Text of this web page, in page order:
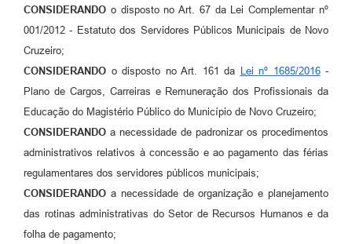
CONSIDERANDO o disposto no Art. 67 da Lei Complementar nº
001/2012 - Estatuto dos Servidores Públicos Municipais de Novo
Cruzeiro;
CONSIDERANDO o disposto no Art. 161 da Lei nº 1685/2016-
Plano de Cargos, Carreiras e Remuneração dos Profissionais da
Educação do Magistério Público do Município de Novo Cruzeiro;
CONSIDERANDO a necessidade de padronizar os procedimentos
administrativos relativos à concessão e ao pagamento das férias
regulamentares dos servidores públicos municipais;
CONSIDERANDO a necessidade de organização e planejamento
das rotinas administrativas do Setor de Recursos Humanos e da
folha de pagamento;